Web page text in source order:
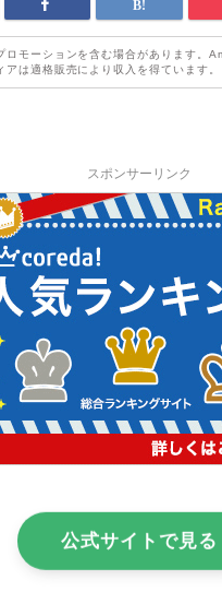
ロモーションを含む場合があります。
アは適格販売により収入を得ています。
スポンサーリンク
公式サイトで見る